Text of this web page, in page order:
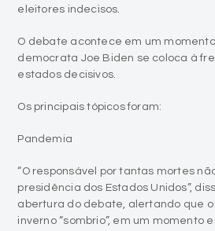
eleitores indecisos.
O debate acontece em um
democrata Joe Biden se coloca à
estados decisivos.
Os principais tópicos foram:
Pandemia
“O responsável por tantas mortes
presidência dos Estados Unidos”,
abertura do debate, alertando que
inverno “sombrio”, em um momento